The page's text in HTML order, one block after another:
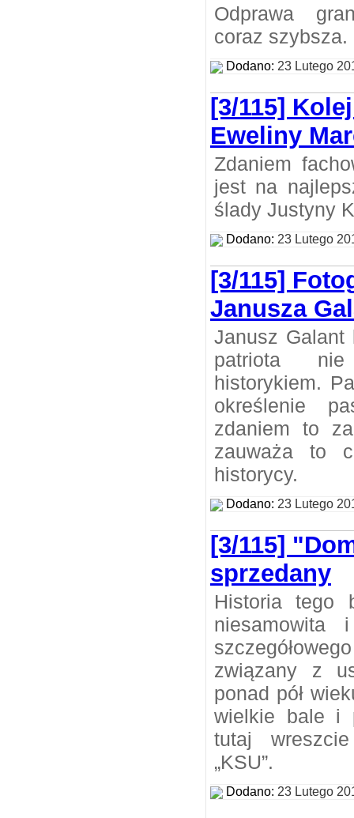
Odprawa
coraz szybsza.
Dodano: 23 Lutego
[3/115]
Eweliny
Zdaniem
jest na
ślady Justyny
Dodano: 23 Lutego
[3/115]
Janusza
Janusz Galant
patriota
historykiem.
określenie
zdaniem to
zauważa to
historycy.
Dodano: 23 Lutego
[3/115]
sprzedany
Historia tego
niesamowita
związany z
ponad pół
wielkie bale i
tutaj
„KSU”.
Dodano: 23 Lutego